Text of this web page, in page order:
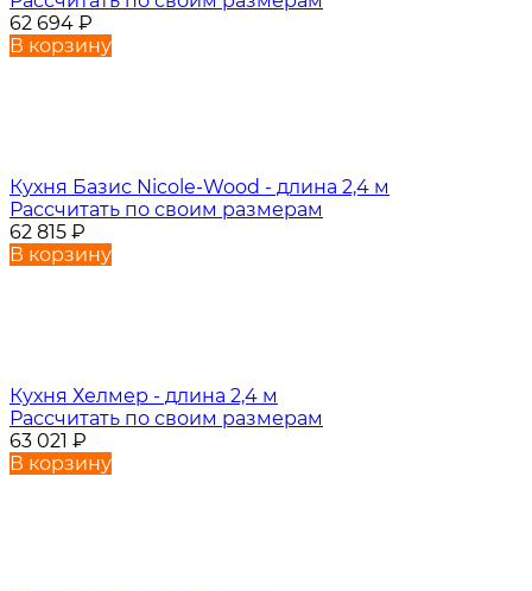
62 694 ₽
В корзину
Кухня Базис Nicole-Wood - длина 2,4 м
Рассчитать по своим размерам
62 815 ₽
В корзину
Кухня Хелмер - длина 2,4 м
Рассчитать по своим размерам
63 021 ₽
В корзину